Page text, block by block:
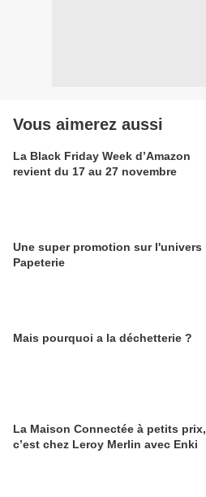
Vous aimerez aussi
La Black Friday Week d’Amazon
revient du 17 au 27 novembre
Une super promotion sur l'univers
Papeterie
Mais pourquoi a la déchetterie ?
La Maison Connectée à petits prix,
c’est chez Leroy Merlin avec Enki